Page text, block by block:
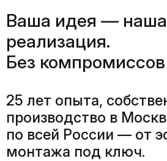
Ваша идея — наша
реализация.
Без
25 лет опыта,
производство в
по всей России — от
монтажа под ключ.